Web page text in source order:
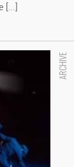
[...]
Théâtre